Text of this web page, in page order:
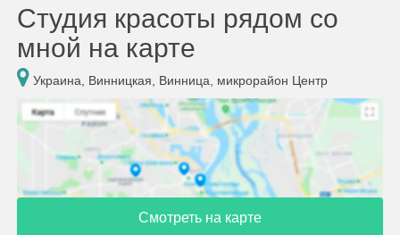
Студия красоты рядом со
мной на карте
Украина, Винницкая, Винница, микрорайон Центр
Смотреть на карте